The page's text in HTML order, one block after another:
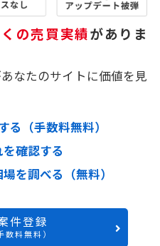
の売買実績がありま
なたのサイトに価値を見
る（手数料無料）
確認する
を調べる（無料）
件登録
数料無料）